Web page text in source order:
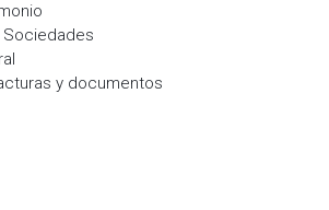
y documentos